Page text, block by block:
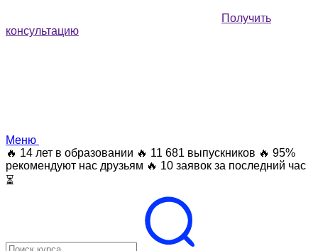
Получить
консультацию
Меню
🔥 14 лет в образовании 🔥 11 681 выпускников 🔥 95%
рекомендуют нас друзьям 🔥 10 заявок за последний час
⏳